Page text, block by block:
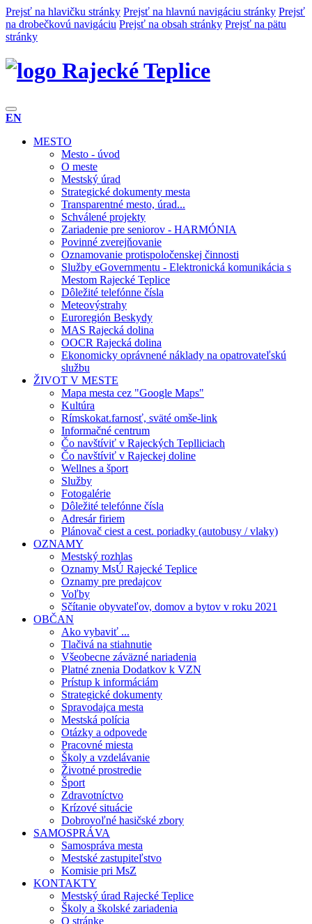
Prejsť na hlavičku stránky Prejsť na hlavnú navigáciu stránky Prejsť
na drobečkovú navigáciu Prejsť na obsah stránky Prejsť na pätu
stránky
Rajecké Teplice
EN
MESTO
Mesto - úvod
O meste
Mestský úrad
Strategické dokumenty mesta
Transparentné mesto, úrad...
Schválené projekty
Zariadenie pre seniorov - HARMÓNIA
Povinné zverejňovanie
Oznamovanie protispoločenskej činnosti
Služby eGovernmentu - Elektronická komunikácia s
Mestom Rajecké Teplice
Dôležité telefónne čísla
Meteovýstrahy
Euroregión Beskydy
MAS Rajecká dolina
OOCR Rajecká dolina
Ekonomicky oprávnené náklady na opatrovateľskú
službu
ŽIVOT V MESTE
Mapa mesta cez "Google Maps"
Kultúra
Rímskokat.farnosť, sväté omše-link
Informačné centrum
Čo navštíviť v Rajeckých Teplliciach
Čo navštíviť v Rajeckej doline
Wellnes a šport
Služby
Fotogalérie
Dôležité telefónne čísla
Adresár firiem
Plánovač ciest a cest. poriadky (autobusy / vlaky)
OZNAMY
Mestský rozhlas
Oznamy MsÚ Rajecké Teplice
Oznamy pre predajcov
Voľby
Sčítanie obyvateľov, domov a bytov v roku 2021
OBČAN
Ako vybaviť ...
Tlačivá na stiahnutie
Všeobecne záväzné nariadenia
Platné znenia Dodatkov k VZN
Prístup k informáciám
Strategické dokumenty
Spravodajca mesta
Mestská polícia
Otázky a odpovede
Pracovné miesta
Školy a vzdelávanie
Životné prostredie
Šport
Zdravotníctvo
Krízové situácie
Dobrovoľné hasičské zbory
SAMOSPRÁVA
Samospráva mesta
Mestské zastupiteľstvo
Komisie pri MsZ
KONTAKTY
Mestský úrad Rajecké Teplice
Školy a školské zariadenia
O stránke